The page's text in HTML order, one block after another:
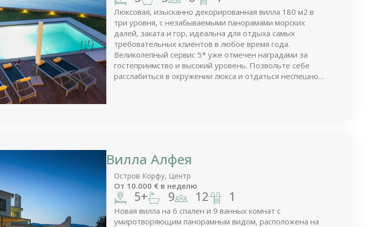
Люксовая, изысканно декорированная вилла 180 м2 в
три уровня, с незабываемыми панорамами морских
далей, заката и гор, идеальна для отдыха самых
требовательных клиентов в любое время года.
Великолепный сервис 5* уже отмечен наградами за
гостеприимство и высокий уровень. Позвольте себе
расслабиться в окружении люкса и отдаться неспешному
Вилла Алфея
Остров Корфу, Центр
От 10.000 € в неделю
5+ 9 12 1
Новая вилла на 6 спален и 9 ванных комнат с
умиротворяющим панорамным видом, расположена на